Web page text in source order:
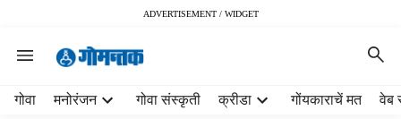
ADVERTISEMENT / WIDGET
गोवा मनोरंजन गोवा संस्कृती क्रीडा गोंयकाराचें मत वेब